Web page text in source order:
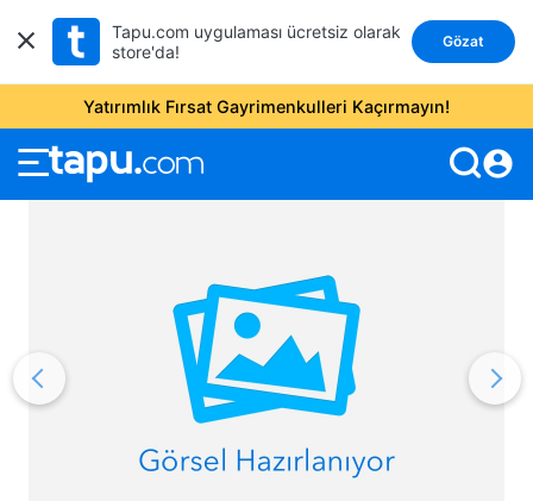
Tapu.com uygulaması ücretsiz olarak
store'da!
Gözat
Yatırımlık Fırsat Gayrimenkulleri Kaçırmayın!
account_circle